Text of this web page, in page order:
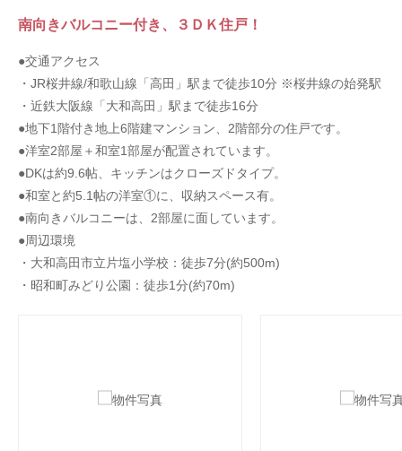
南向きバルコニー付き、３ＤＫ住戸！
●交通アクセス
・JR桜井線/和歌山線「高田」駅まで徒歩10分 ※桜井線の始発駅
・近鉄大阪線「大和高田」駅まで徒歩16分
●地下1階付き地上6階建マンション、2階部分の住戸です。
●洋室2部屋＋和室1部屋が配置されています。
●DKは約9.6帖、キッチンはクローズドタイプ。
●和室と約5.1帖の洋室①に、収納スペース有。
●南向きバルコニーは、2部屋に面しています。
●周辺環境
・大和高田市立片塩小学校：徒歩7分(約500m)
・昭和町みどり公園：徒歩1分(約70m)